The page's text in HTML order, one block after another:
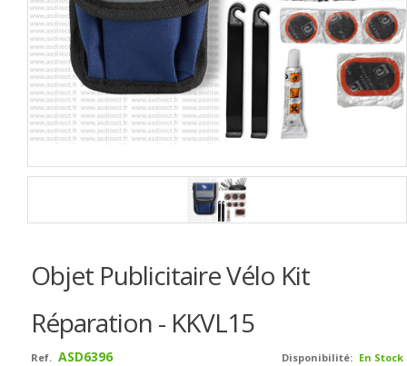
Objet Publicitaire Vélo Kit
Réparation - KKVL15
Disponibilité: En Stock
Ref. ASD6396